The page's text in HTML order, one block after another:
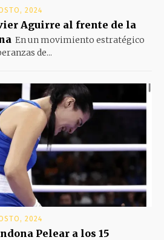
2024
Aguirre al frente de la
En un movimiento estratégico
de...
2024
Pelear a los 15